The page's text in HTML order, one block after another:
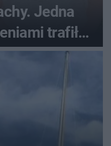
Jedna
trafiła